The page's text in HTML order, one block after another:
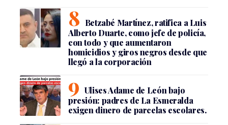
Betzabé Martínez, ratifica a Luis
Alberto Duarte, como jefe de policía,
con todo y que aumentaron
homicidios y giros negros desde que
llegó a la corporación
Ulises Adame de León bajo
presión: padres de La Esmeralda
exigen dinero de parcelas escolares.